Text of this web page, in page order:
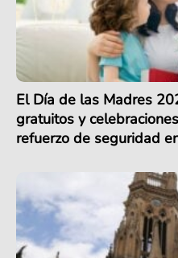
El Día de las Madres
gratuitos y
refuerzo de seguridad